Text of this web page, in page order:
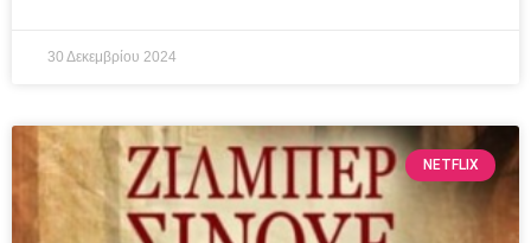
30 Δεκεμβρίου 2024
NETFLIX